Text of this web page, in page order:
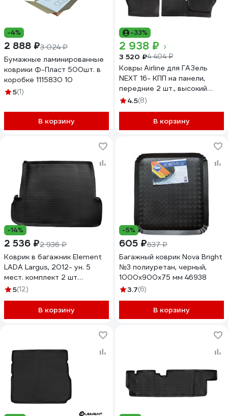
-4%
2 888 ₽3 024 ₽
Бумажные ламинированные
коврики Ф-Пласт 500шт. в
коробке 1115830 10
5(1)
В корзину
-33%
2 938 ₽
3 520 ₽4 404 ₽
Ковры Airline для ГАЗель
NEXT 16- КПП на панели,
передние 2 шт., высокий
борт, ТЭП, черные ACM-PS-
4.5(8)
В корзину
-14%
2 536 ₽2 936 ₽
Коврик в багажник Element
LADA Largus, 2012- ун. 5
мест. комплект 2 шт
NLC.52.27.B12
5(12)
В корзину
-5%
605 ₽637 ₽
Багажный коврик Nova Bright
№3 полиуретан, черный,
1000х900х75 мм 46938
3.7(6)
В корзину